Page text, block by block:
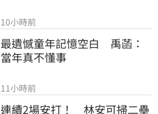
10小時前
最遺憾童年記憶空白　禹菡：
當年真不懂事
11小時前
連續2場安打！　林安可掃二壘